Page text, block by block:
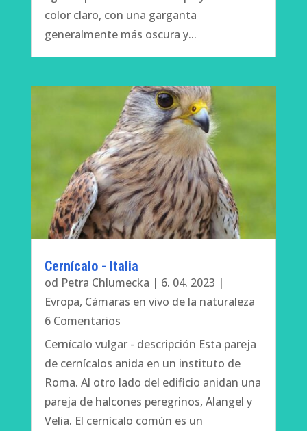
color claro, con una garganta
generalmente más oscura y...
Cernícalo - Italia
od Petra Chlumecka | 6. 04. 2023 |
Evropa, Cámaras en vivo de la naturaleza
6 Comentarios
Cernícalo vulgar - descripción Esta pareja
de cernícalos anida en un instituto de
Roma. Al otro lado del edificio anidan una
pareja de halcones peregrinos, Alangel y
Velia. El cernícalo común es un